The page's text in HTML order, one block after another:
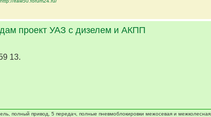
проект УАЗ с дизелем и АКПП
13.
полный привод, 5 передач, полные пневмоблокировки межосевая и межколесная,